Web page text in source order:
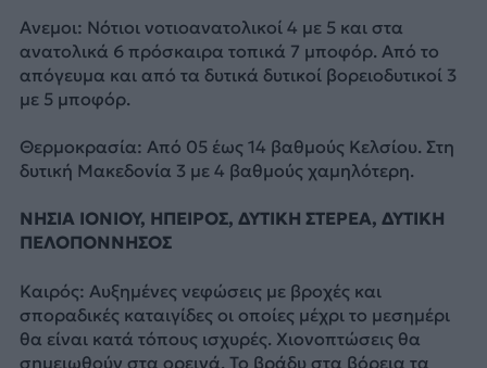
Ανεμοι: Νότιοι νοτιοανατολικοί 4 με 5 και στα
ανατολικά 6 πρόσκαιρα τοπικά 7 μποφόρ. Από το
απόγευμα και από τα δυτικά δυτικοί βορειοδυτικοί 3
με 5 μποφόρ.
Θερμοκρασία: Από 05 έως 14 βαθμούς Κελσίου. Στη
δυτική Μακεδονία 3 με 4 βαθμούς χαμηλότερη.
ΝΗΣΙΑ ΙΟΝΙΟΥ, ΗΠΕΙΡΟΣ, ΔΥΤΙΚΗ ΣΤΕΡΕΑ, ΔΥΤΙΚΗ
ΠΕΛΟΠΟΝΝΗΣΟΣ
Καιρός: Αυξημένες νεφώσεις με βροχές και
σποραδικές καταιγίδες οι οποίες μέχρι το μεσημέρι
θα είναι κατά τόπους ισχυρές. Χιονοπτώσεις θα
σημειωθούν στα ορεινά. Το βράδυ στα βόρεια τα